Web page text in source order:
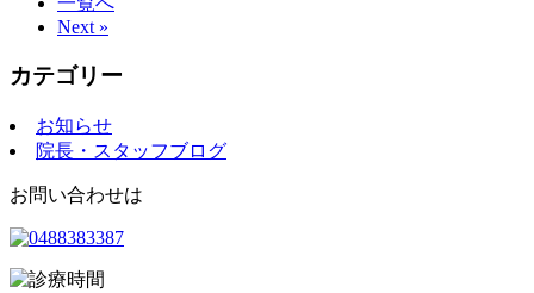
Next »
カテゴリー
お知らせ
院長・スタッフブログ
お問い合わせは